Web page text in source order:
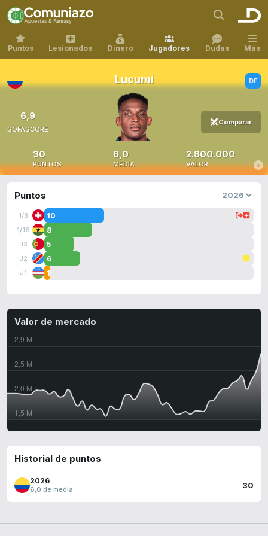
Puntos Lesionados Dinero Jugadores Dudas Más
Lucumí
Comparar
6,9
SOFASCORE
30
PUNTOS
6,0
MEDIA
2.800.000
VALOR
Puntos
1/8 10
1/16 8
J3 5
J2 6
J1 1
Valor de mercado
Historial de puntos
2026
6,0 de media 30